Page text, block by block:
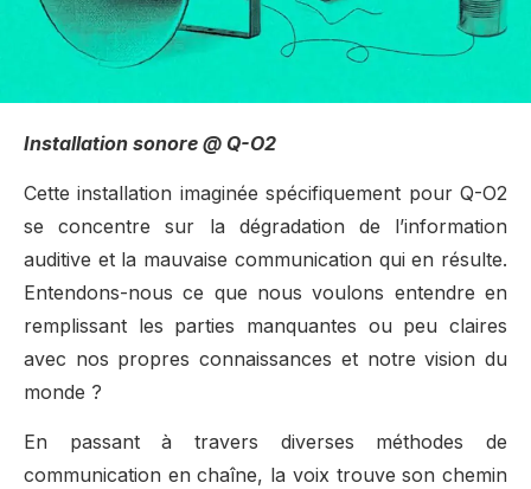
Installation sonore @ Q-O2
Cette installation imaginée spécifiquement pour Q-O2
se concentre sur la dégradation de l’information
auditive et la mauvaise communication qui en résulte.
Entendons-nous ce que nous voulons entendre en
remplissant les parties manquantes ou peu claires
avec nos propres connaissances et notre vision du
monde ?
En passant à travers diverses méthodes de
communication en chaîne, la voix trouve son chemin